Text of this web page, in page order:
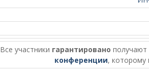
Все участники гарантировано получают
конференции, которому